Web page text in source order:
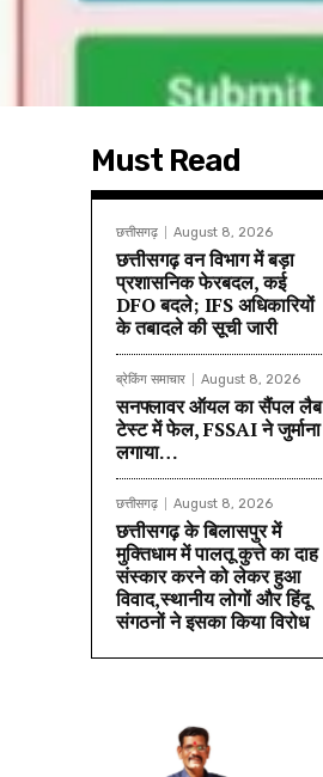
Must Read
छत्तीसगढ़ August 8, 2026
छत्तीसगढ़ वन विभाग में बड़ा
प्रशासनिक फेरबदल, कई
DFO बदले; IFS अधिकारियों
के तबादले की सूची जारी
ब्रेकिंग समाचार August 8, 2026
सनफ्लावर ऑयल का सैंपल लैब
टेस्ट में फेल, FSSAI ने जुर्माना
लगाया…
छत्तीसगढ़ August 8, 2026
छत्तीसगढ़ के बिलासपुर में
मुक्तिधाम में पालतू कुत्ते का दाह
संस्कार करने को लेकर हुआ
विवाद,स्थानीय लोगों और हिंदू
संगठनों ने इसका किया विरोध